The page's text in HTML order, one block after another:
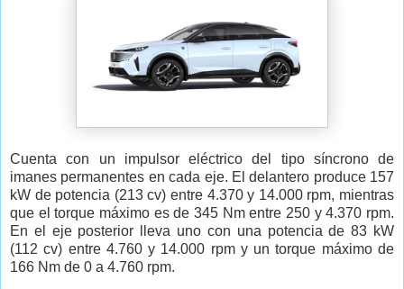
Cuenta con un impulsor eléctrico del tipo síncrono de
imanes permanentes en cada eje. El delantero produce 157
kW de potencia (213 cv) entre 4.370 y 14.000 rpm, mientras
que el torque máximo es de 345 Nm entre 250 y 4.370 rpm.
En el eje posterior lleva uno con una potencia de 83 kW
(112 cv) entre 4.760 y 14.000 rpm y un torque máximo de
166 Nm de 0 a 4.760 rpm.